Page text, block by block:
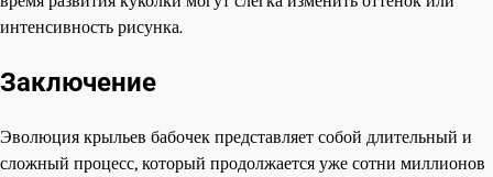
интенсивность рисунка.
Заключение
Эволюция крыльев бабочек представляет собой длительный и
сложный процесс, который продолжается уже сотни миллионов